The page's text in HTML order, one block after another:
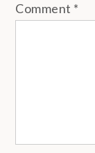
Comment *